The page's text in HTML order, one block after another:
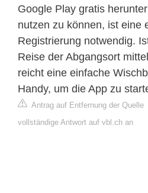
Google Play gratis
nutzen zu können, ist eine
Registrierung notwendig.
Reise der Abgangsort
reicht eine einfache
Handy, um die App zu
Antrag auf Entfernung der Quelle
vollständige Antwort auf vbl.ch an